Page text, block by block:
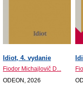
Idiot, 4. vydanie
Fiodor Michajlovič D...
ODEON, 2026